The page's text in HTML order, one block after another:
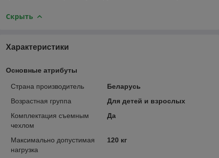
Скрыть
Характеристики
Основные атрибуты
Страна производитель
Беларусь
Возрастная группа
Для детей и взрослых
Комплектация съемным
чехлом
Да
Максимально допустимая
нагрузка
120 кг